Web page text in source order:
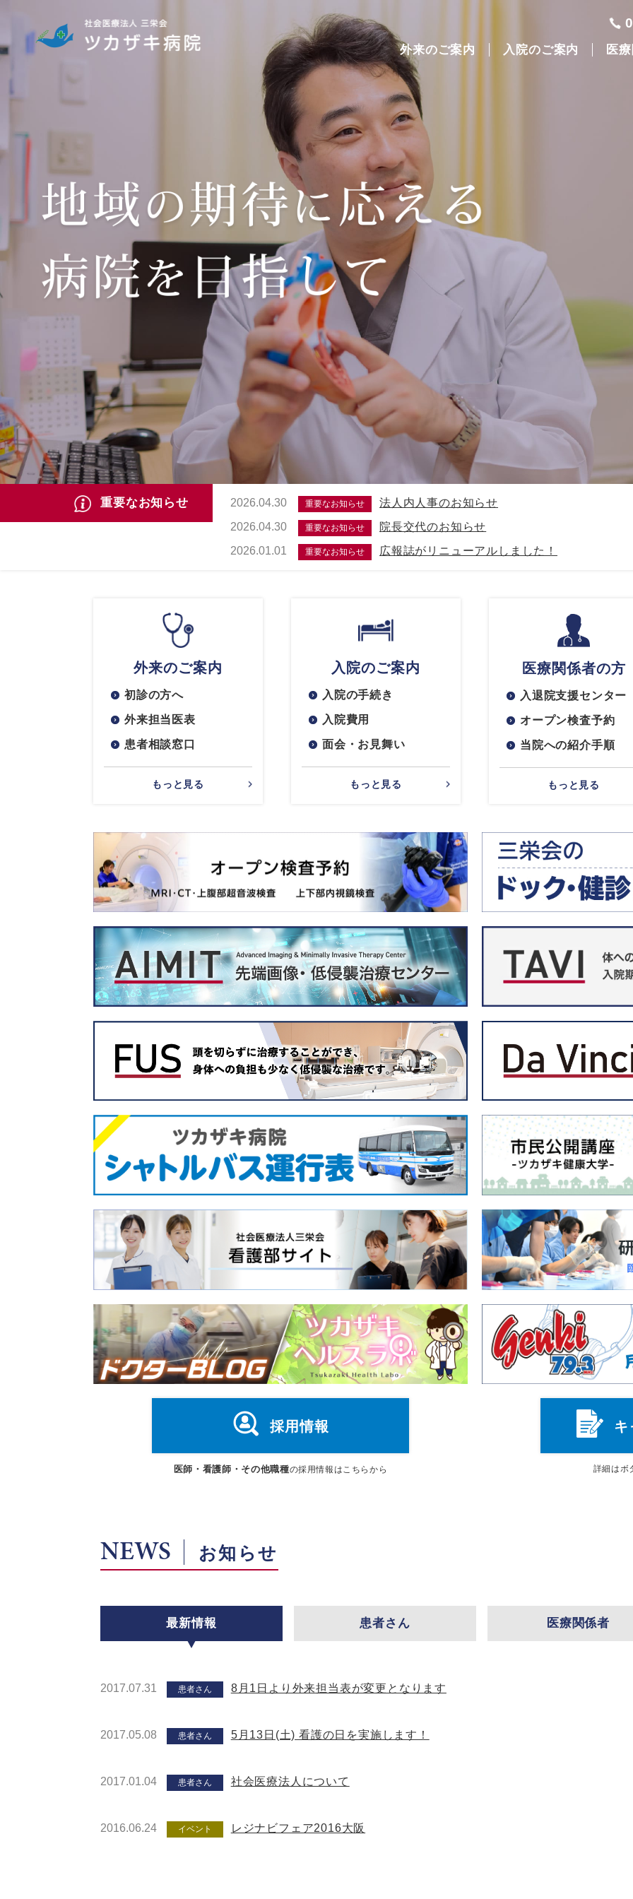
外来のご案内 入院のご案内 医
重要なお知らせ 2026.04.30 重要なお知らせ
法人内人事のお知らせ
2026.04.30
重要なお知らせ
院長交代のお知らせ
2026.01.01
重要なお知らせ 広報誌がリニューアルしました！
外来のご案内
初診の方へ
外来担当医表
患者相談窓口
もっと見る
入院のご案内
入院の手続き
入院費用
面会・お見舞い
もっと見る
医療関係者の方
入退院支援センター
オープン検査予約
当院への紹介手順
もっと見る
採用情報
医師・看護師・その他職種の採用情報はこちらから
キ
詳細はボ
NEWS お知らせ
最新情報 患者さん 医療関係者
2017.07.31 患者さん 8月1日より外来担当表が変更となります
2017.05.08 患者さん 5月13日(土) 看護の日を実施します！
2017.01.04 患者さん 社会医療法人について
2016.06.24 イベント レジナビフェア2016大阪